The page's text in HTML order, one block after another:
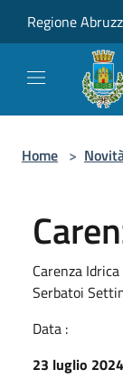
Regione
Home >
Carenza
Serbatoi
Data :
23 luglio 2024